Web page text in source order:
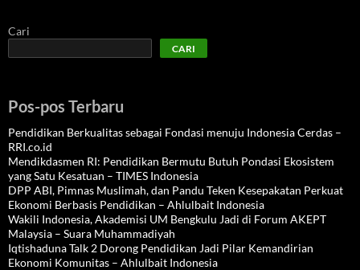
Cari
CARI
Pos-pos Terbaru
Pendidikan Berkualitas sebagai Fondasi menuju Indonesia Cerdas –
RRI.co.id
Mendikdasmen RI: Pendidikan Bermutu Butuh Pondasi Ekosistem
yang Satu Kesatuan – TIMES Indonesia
DPP ABI, Pimnas Muslimah, dan Pandu Teken Kesepakatan Perkuat
Ekonomi Berbasis Pendidikan – Ahlulbait Indonesia
Wakili Indonesia, Akademisi UM Bengkulu Jadi di Forum AKEPT
Malaysia – Suara Muhammadiyah
Iqtishaduna Talk 2 Dorong Pendidikan Jadi Pilar Kemandirian
Ekonomi Komunitas – Ahlulbait Indonesia